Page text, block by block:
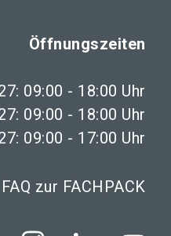
Öffnungszeiten
09:00 - 18:00 Uhr
09:00 - 18:00 Uhr
09:00 - 17:00 Uhr
FAQ zur FACHPACK